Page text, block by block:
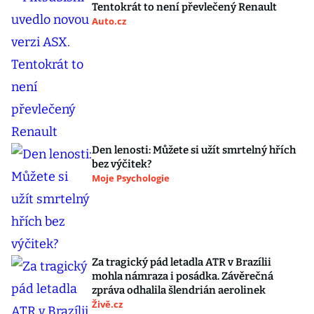
Tentokrát to není převlečený Renault
Auto.cz
Den lenosti: Můžete si užít smrtelný hřích
bez výčitek?
Moje Psychologie
Za tragický pád letadla ATR v Brazílii
mohla námraza i posádka. Závěrečná
zpráva odhalila šlendrián aerolinek
Živě.cz